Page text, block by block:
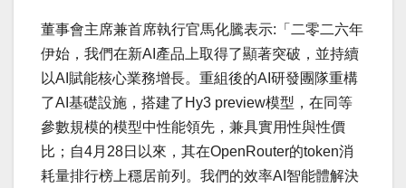
董事會主席兼首席執行官馬化騰表示:「二零二六年
伊始，我們在新AI產品上取得了顯著突破，並持續
以AI賦能核心業務增長。重組後的AI研發團隊重構
了AI基礎設施，搭建了Hy3 preview模型，在同等
參數規模的模型中性能領先，兼具實用性與性價
比；自4月28日以來，其在OpenRouter的token消
耗量排行榜上穩居前列。我們的效率AI智能體解決